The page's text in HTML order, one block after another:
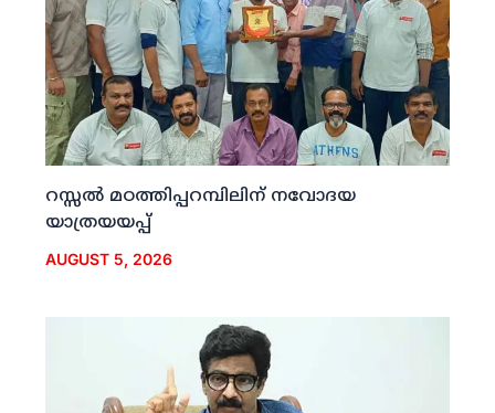
റസ്സല്‍ മഠത്തിപ്പറമ്പിലിന് നവോദയ
യാത്രയയപ്പ്
AUGUST 5, 2026